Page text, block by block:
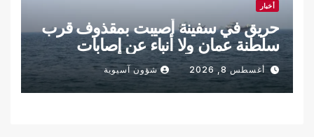
أخبار
حريق في سفينة أصيبت بمقذوف قرب
سلطنة عمان ولا أنباء عن إصابات
أغسطس 8, 2026 شؤون آسيوية